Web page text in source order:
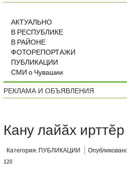
АКТУАЛЬНО
В РЕСПУБЛИКЕ
В РАЙОНЕ
ФОТОРЕПОРТАЖИ
ПУБЛИКАЦИИ
СМИ о Чувашии
РЕКЛАМА И ОБЪЯВЛЕНИЯ
Кану лайăх ирттĕр
Категория: ПУБЛИКАЦИИ
120